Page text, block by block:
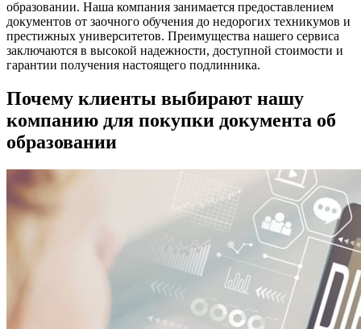
образовании. Наша компания занимается предоставлением
документов от заочного обучения до недорогих техникумов и
престижных университетов. Преимущества нашего сервиса
заключаются в высокой надежности, доступной стоимости и
гарантии получения настоящего подлинника.
Почему клиенты выбирают нашу
компанию для покупки документа об
образовании